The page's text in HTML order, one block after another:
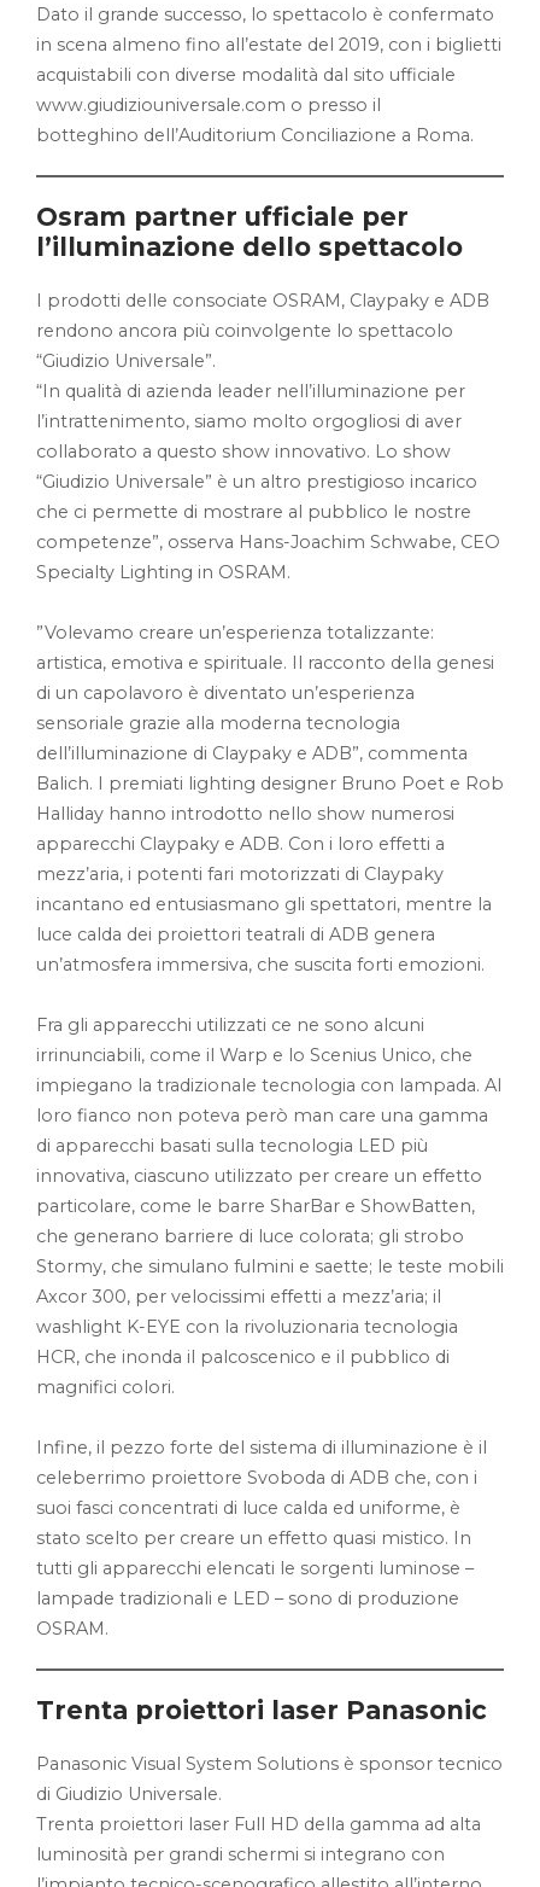
Dato il grande successo, lo spettacolo è confermato
in scena almeno fino all’estate del 2019, con i biglietti
acquistabili con diverse modalità dal sito ufficiale
www.giudiziouniversale.com o presso il
botteghino dell’Auditorium Conciliazione a Roma.
Osram partner ufficiale per
l’illuminazione dello spettacolo
I prodotti delle consociate OSRAM, Claypaky e ADB
rendono ancora più coinvolgente lo spettacolo
“Giudizio Universale”.
“In qualità di azienda leader nell’illuminazione per
l’intrattenimento, siamo molto orgogliosi di aver
collaborato a questo show innovativo. Lo show
“Giudizio Universale” è un altro prestigioso incarico
che ci permette di mostrare al pubblico le nostre
competenze”, osserva Hans-Joachim Schwabe, CEO
Specialty Lighting in OSRAM.
”Volevamo creare un’esperienza totalizzante:
artistica, emotiva e spirituale. Il racconto della genesi
di un capolavoro è diventato un’esperienza
sensoriale grazie alla moderna tecnologia
dell’illuminazione di Claypaky e ADB”, commenta
Balich. I premiati lighting designer Bruno Poet e Rob
Halliday hanno introdotto nello show numerosi
apparecchi Claypaky e ADB. Con i loro effetti a
mezz’aria, i potenti fari motorizzati di Claypaky
incantano ed entusiasmano gli spettatori, mentre la
luce calda dei proiettori teatrali di ADB genera
un’atmosfera immersiva, che suscita forti emozioni.
Fra gli apparecchi utilizzati ce ne sono alcuni
irrinunciabili, come il Warp e lo Scenius Unico, che
impiegano la tradizionale tecnologia con lampada. Al
loro fianco non poteva però man care una gamma
di apparecchi basati sulla tecnologia LED più
innovativa, ciascuno utilizzato per creare un effetto
particolare, come le barre SharBar e ShowBatten,
che generano barriere di luce colorata; gli strobo
Stormy, che simulano fulmini e saette; le teste mobili
Axcor 300, per velocissimi effetti a mezz’aria; il
washlight K-EYE con la rivoluzionaria tecnologia
HCR, che inonda il palcoscenico e il pubblico di
magnifici colori.
Infine, il pezzo forte del sistema di illuminazione è il
celeberrimo proiettore Svoboda di ADB che, con i
suoi fasci concentrati di luce calda ed uniforme, è
stato scelto per creare un effetto quasi mistico. In
tutti gli apparecchi elencati le sorgenti luminose –
lampade tradizionali e LED – sono di produzione
OSRAM.
Trenta proiettori laser Panasonic
Panasonic Visual System Solutions è sponsor tecnico
di Giudizio Universale.
Trenta proiettori laser Full HD della gamma ad alta
luminosità per grandi schermi si integrano con